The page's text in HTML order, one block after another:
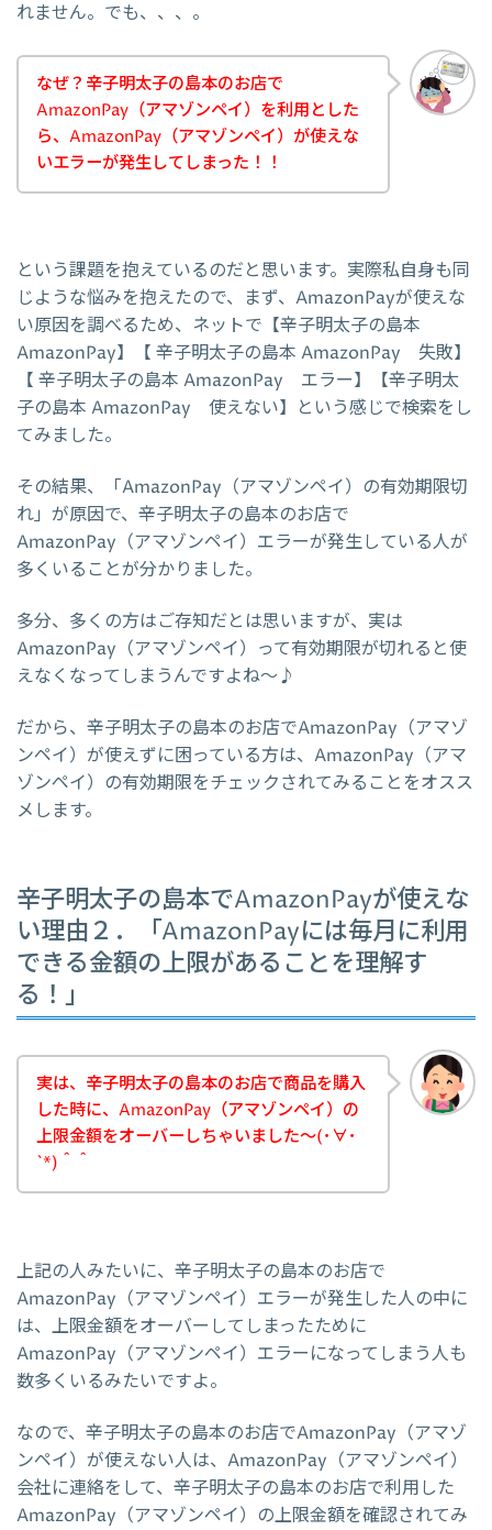
れません。でも、、、。
なぜ？辛子明太子の島本のお店で
AmazonPay（アマゾンペイ）を利用とした
ら、AmazonPay（アマゾンペイ）が使えな
いエラーが発生してしまった！！
という課題を抱えているのだと思います。実際私自身も同
じような悩みを抱えたので、まず、AmazonPayが使えな
い原因を調べるため、ネットで【辛子明太子の島本
AmazonPay】【 辛子明太子の島本 AmazonPay 失敗】
【 辛子明太子の島本 AmazonPay エラー】【辛子明太
子の島本 AmazonPay 使えない】という感じで検索をし
てみました。
その結果、「AmazonPay（アマゾンペイ）の有効期限切
れ」が原因で、辛子明太子の島本のお店で
AmazonPay（アマゾンペイ）エラーが発生している人が
多くいることが分かりました。
多分、多くの方はご存知だとは思いますが、実は
AmazonPay（アマゾンペイ）って有効期限が切れると使
えなくなってしまうんですよね～♪
だから、辛子明太子の島本のお店でAmazonPay（アマゾ
ンペイ）が使えずに困っている方は、AmazonPay（アマ
ゾンペイ）の有効期限をチェックされてみることをオスス
メします。
辛子明太子の島本でAmazonPayが使えな
い理由２．「AmazonPayには毎月に利用
できる金額の上限があることを理解す
る！」
実は、辛子明太子の島本のお店で商品を購入
した時に、AmazonPay（アマゾンペイ）の
上限金額をオーバーしちゃいました～(･∀･
`*)＾＾
上記の人みたいに、辛子明太子の島本のお店で
AmazonPay（アマゾンペイ）エラーが発生した人の中に
は、上限金額をオーバーしてしまったために
AmazonPay（アマゾンペイ）エラーになってしまう人も
数多くいるみたいですよ。
なので、辛子明太子の島本のお店でAmazonPay（アマゾ
ンペイ）が使えない人は、AmazonPay（アマゾンペイ）
会社に連絡をして、辛子明太子の島本のお店で利用した
AmazonPay（アマゾンペイ）の上限金額を確認されてみ